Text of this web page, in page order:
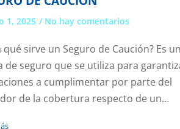
1, 2025 No hay comentarios
qué sirve un Seguro de Caución? Es
de seguro que se utiliza para
a cumplimentar por parte del
de la cobertura respecto de un…